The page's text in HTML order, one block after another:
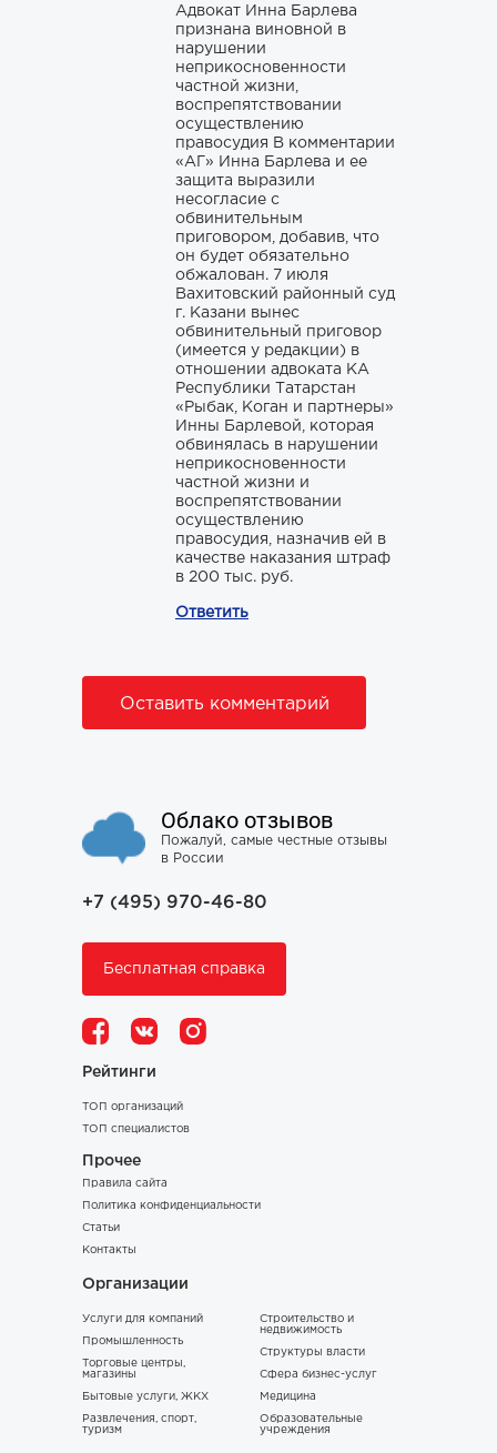
Адвокат Инна Барлева
признана виновной в
нарушении
неприкосновенности
частной жизни,
воспрепятствовании
осуществлению
правосудия В комментарии
«АГ» Инна Барлева и ее
защита выразили
несогласие с
обвинительным
приговором, добавив, что
он будет обязательно
обжалован. 7 июля
Вахитовский районный суд
г. Казани вынес
обвинительный приговор
(имеется у редакции) в
отношении адвоката КА
Республики Татарстан
«Рыбак, Коган и партнеры»
Инны Барлевой, которая
обвинялась в нарушении
неприкосновенности
частной жизни и
воспрепятствовании
осуществлению
правосудия, назначив ей в
качестве наказания штраф
в 200 тыс. руб.
Ответить
Оставить комментарий
Облако отзывов
Пожалуй, самые честные отзывы
в России
+7 (495) 970-46-80
Бесплатная справка
Рейтинги
ТОП организаций
ТОП специалистов
Прочее
Правила сайта
Политика конфиденциальности
Статьи
Контакты
Организации
Услуги для компаний
Промышленность
Торговые центры,
магазины
Бытовые услуги, ЖКХ
Развлечения, спорт,
туризм
Строительство и
недвижимость
Структуры власти
Сфера бизнес-услуг
Медицина
Образовательные
учреждения